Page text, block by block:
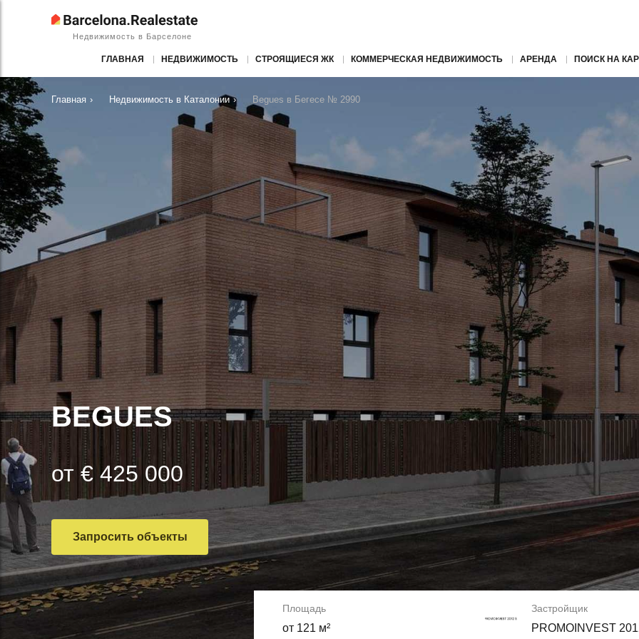
Недвижимость в Барселоне
ГЛАВНАЯ НЕДВИЖИМОСТЬ СТРОЯЩИЕСЯ ЖК КОММЕРЧЕСКАЯ НЕДВИЖИМОСТЬ АРЕНДА ПОИСК НА
Главная › Недвижимость в Каталонии › Begues в Бегесе № 2990
BEGUES
от € 425 000
Запросить объекты
Площадь
от 121 м²
Застройщик
PROMOINVEST